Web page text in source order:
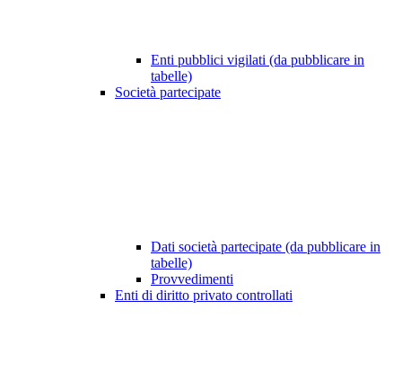
Enti pubblici vigilati (da pubblicare in
tabelle)
Società partecipate
Dati società partecipate (da pubblicare in
tabelle)
Provvedimenti
Enti di diritto privato controllati